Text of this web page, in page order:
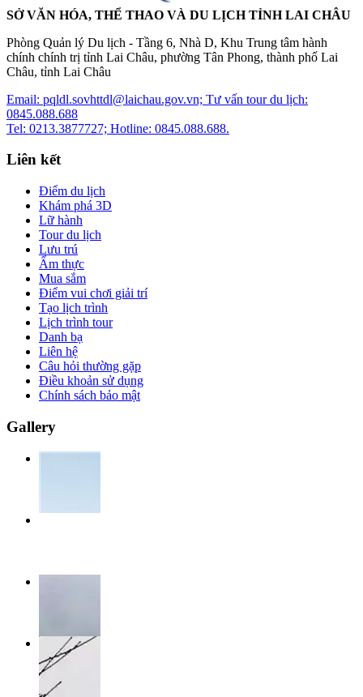
SỞ VĂN HÓA, THỂ THAO VÀ DU LỊCH TỈNH LAI CHÂU
Phòng Quản lý Du lịch - Tầng 6, Nhà D, Khu Trung tâm hành
chính chính trị tỉnh Lai Châu, phường Tân Phong, thành phố Lai
Châu, tỉnh Lai Châu
Email: pqldl.sovhttdl@laichau.gov.vn; Tư vấn tour du lịch:
0845.088.688
Tel: 0213.3877727; Hotline: 0845.088.688.
Liên kết
Điểm du lịch
Khám phá 3D
Lữ hành
Tour du lịch
Lưu trú
Ẩm thực
Mua sắm
Điểm vui chơi giải trí
Tạo lịch trình
Lịch trình tour
Danh bạ
Liên hệ
Câu hỏi thường gặp
Điều khoản sử dụng
Chính sách bảo mật
Gallery